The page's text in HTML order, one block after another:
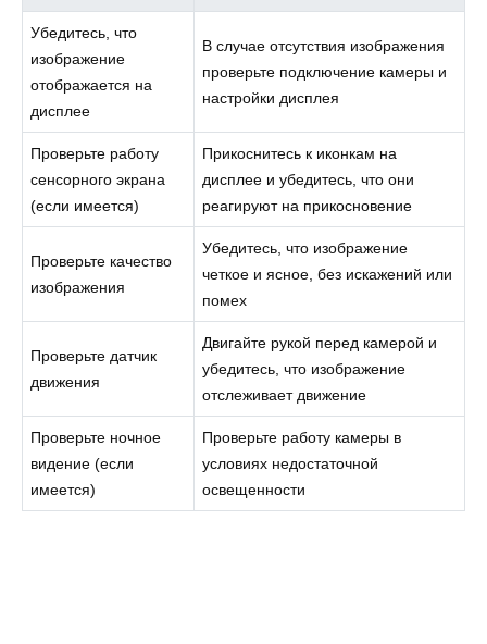
Убедитесь, что
изображение
отображается на
дисплее
В случае отсутствия изображения
проверьте подключение камеры и
настройки дисплея
Проверьте работу
сенсорного экрана
(если имеется)
Прикоснитесь к иконкам на
дисплее и убедитесь, что они
реагируют на прикосновение
Проверьте качество
изображения
Убедитесь, что изображение
четкое и ясное, без искажений или
помех
Проверьте датчик
движения
Двигайте рукой перед камерой и
убедитесь, что изображение
отслеживает движение
Проверьте ночное
видение (если
имеется)
Проверьте работу камеры в
условиях недостаточной
освещенности